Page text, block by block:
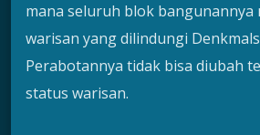
mana seluruh blok bangunannya
warisan yang dilindungi
Perabotannya tidak bisa diubah
status warisan.